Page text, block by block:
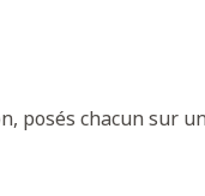
posés chacun sur